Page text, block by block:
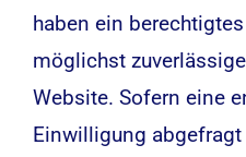
haben ein
möglichst
Website. Sofern eine
Einwilligung